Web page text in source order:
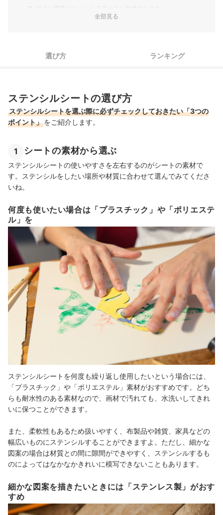
3 好きな図案にカットして使うなら無地のものを
ステンシルシートの売れ筋ランキングもチェック！
全部見る
選び方 ランキング
ステンシルシートの選び方
ステンシルシートを選ぶ際に必ずチェックしておきたい「3つの
ポイント」をご紹介します。
1 シートの素材から選ぶ
ステンシルシートの使いやすさを左右するのがシートの素材で
す。ステンシルをしたい場所や材質に合わせて選んでみてくださ
いね。
何度も使いたい場合は「プラスチック」や「ポリエステ
ル」を
ステンシルシートを何度も繰り返し使用したいという場合には、
「プラスチック」や「ポリエステル」素材がおすすめです。どち
らも耐水性のある素材なので、画材で汚れても、水洗いしてきれ
いに保つことができます。
また、柔軟性もあるため扱いやすく、布製品や雑貨、家具などの
幅広いものにステンシルすることができますよ。ただし、細かな
図案の場合は材質との間に隙間ができやすく、ステンシルするも
のによってはなかなかきれいに模写できないこともあります。
細かな図案を描きたいときには「ステンレス製」がおす
すめ